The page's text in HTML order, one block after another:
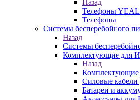
Назад
Телефоны
Телефоны
Системы бесперебойного
Назад
Системы
Комплектующие для
Назад
Силовые
Батареи и